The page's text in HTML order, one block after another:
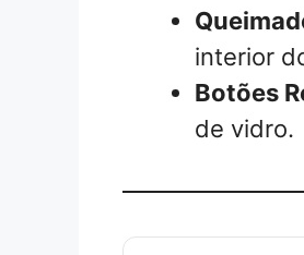
interior
Botões
de vidro.